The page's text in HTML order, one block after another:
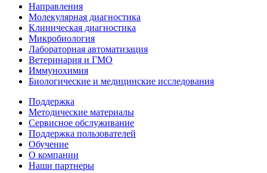
Направления
Молекулярная диагностика
Клиническая диагностика
Микробиология
Лабораторная автоматизация
Ветеринария и ГМО
Иммунохимия
Биологические и медицинские исследования
Поддержка
Методические материалы
Сервисное обслуживание
Поддержка пользователей
Обучение
О компании
Наши партнеры